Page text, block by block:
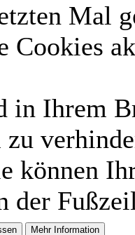
Mal
Cookies
in Ihrem
können
der